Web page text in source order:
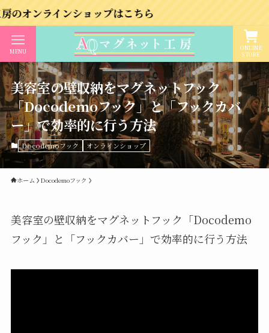
ンショップはこちら
ONLINE
STORE
MENU
美容室の壁収納をマグネットフック
「Docodemoフック」と「フックカバ
ー」で効率的に行う方法
Docodemoフック オンラインショップ
ホーム Docodemoフック
美容室の壁収納をマグネットフック「Docodemo
フック」と「フックカバー」で効率的に行う方法